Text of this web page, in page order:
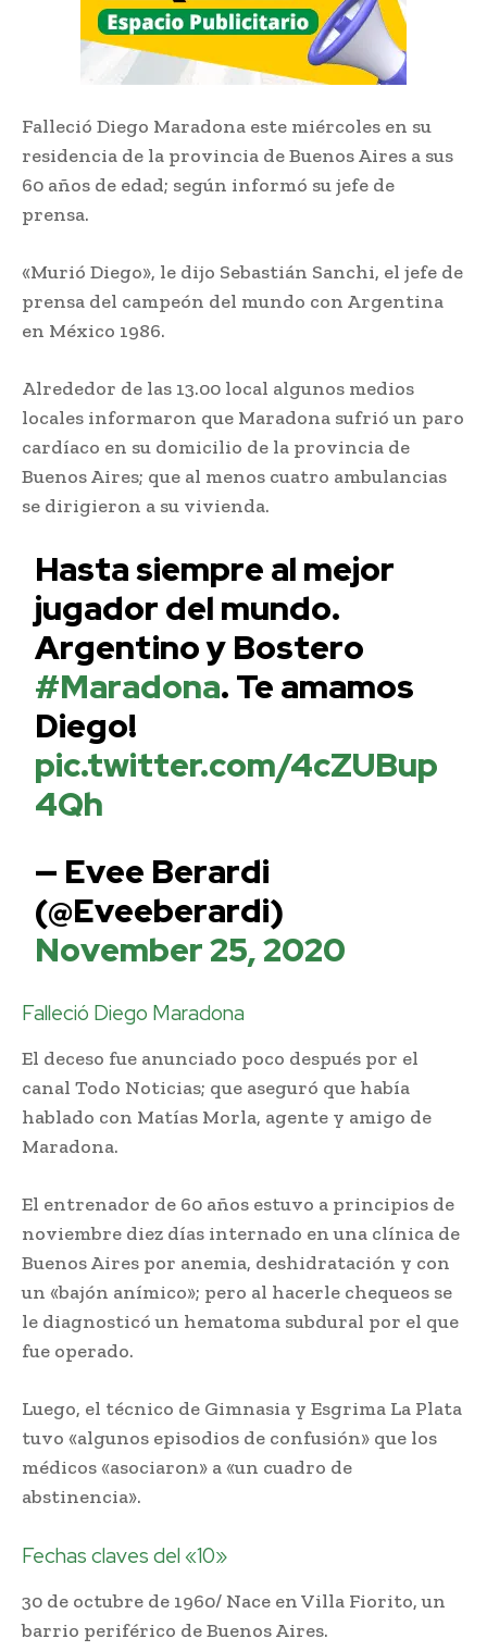
Falleció Diego Maradona este miércoles en su
residencia de la provincia de Buenos Aires a sus
60 años de edad; según informó su jefe de
prensa.
«Murió Diego», le dijo Sebastián Sanchi, el jefe de
prensa del campeón del mundo con Argentina
en México 1986.
Alrededor de las 13.00 local algunos medios
locales informaron que Maradona sufrió un paro
cardíaco en su domicilio de la provincia de
Buenos Aires; que al menos cuatro ambulancias
se dirigieron a su vivienda.
Hasta siempre al mejor
jugador del mundo.
Argentino y Bostero
#Maradona. Te amamos
Diego!
pic.twitter.com/4cZUBup
4Qh
— Evee Berardi
(@Eveeberardi)
November 25, 2020
Falleció Diego Maradona
El deceso fue anunciado poco después por el
canal Todo Noticias; que aseguró que había
hablado con Matías Morla, agente y amigo de
Maradona.
El entrenador de 60 años estuvo a principios de
noviembre diez días internado en una clínica de
Buenos Aires por anemia, deshidratación y con
un «bajón anímico»; pero al hacerle chequeos se
le diagnosticó un hematoma subdural por el que
fue operado.
Luego, el técnico de Gimnasia y Esgrima La Plata
tuvo «algunos episodios de confusión» que los
médicos «asociaron» a «un cuadro de
abstinencia».
Fechas claves del «10»
30 de octubre de 1960/ Nace en Villa Fiorito, un
barrio periférico de Buenos Aires.